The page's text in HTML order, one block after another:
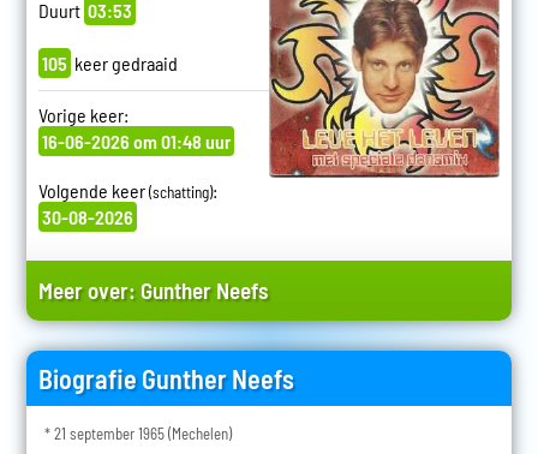
Duurt 03:53
105 keer gedraaid
Vorige keer:
16-06-2026 om 01:48 uur
Volgende keer(schatting):
30-08-2026
Meer over: Gunther Neefs
Biografie Gunther Neefs
* 21 september 1965 (Mechelen)